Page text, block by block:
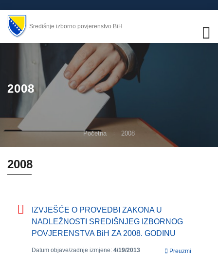
Središnje izborno povjerenstvo BiH
2008
Početna 2008
2008
IZVJEŠĆE O PROVEDBI ZAKONA U
NADLEŽNOSTI SREDIŠNJEG IZBORNOG
POVJERENSTVA BiH ZA 2008. GODINU
Datum objave/zadnje izmjene: 4/19/2013 Preuzmi